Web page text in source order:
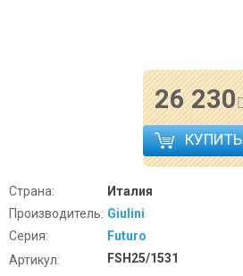
26 230
КУПИТЬ
Страна:
Италия
Производитель: Giulini
Серия:
Futuro
Артикул:
FSH25/1531